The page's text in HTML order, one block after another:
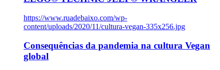
https://www.ruadebaixo.com/wp-
content/uploads/2020/11/cultura-vegan-335x256.jpg
Consequências da pandemia na cultura Vegan
global